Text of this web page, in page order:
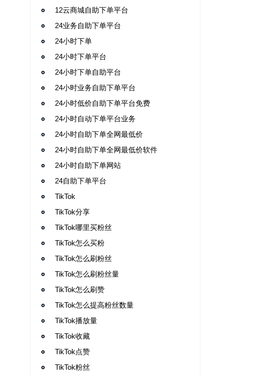
12云商城自助下单平台
24业务自助下单平台
24小时下单
24小时下单平台
24小时下单自助平台
24小时业务自助下单平台
24小时低价自助下单平台免费
24小时自动下单平台业务
24小时自助下单全网最低价
24小时自助下单全网最低价软件
24小时自助下单网站
24自助下单平台
TikTok
TikTok分享
TikTok哪里买粉丝
TikTok怎么买粉
TikTok怎么刷粉丝
TikTok怎么刷粉丝量
TikTok怎么刷赞
TikTok怎么提高粉丝数量
TikTok播放量
TikTok收藏
TikTok点赞
TikTok粉丝